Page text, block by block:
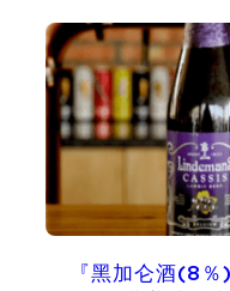
『黑加仑酒(8